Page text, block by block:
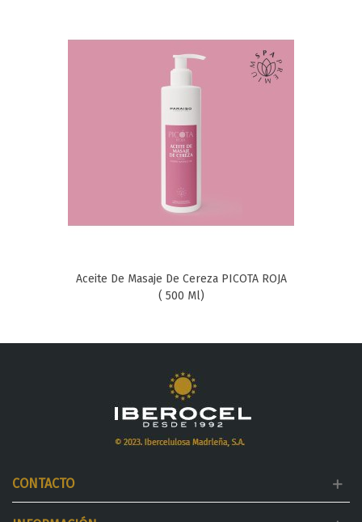
Aceite De Masaje De Cereza PICOTA ROJA
( 500 Ml)
CONTACTO